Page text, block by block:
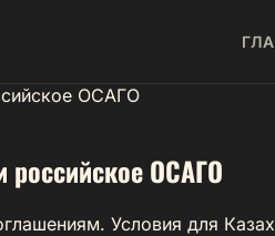
ОСАГО
российское ОСАГО
Условия для